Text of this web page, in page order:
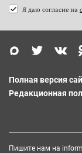
Я даю согласие на
Полная версия
Редакционная
Пишите нам на